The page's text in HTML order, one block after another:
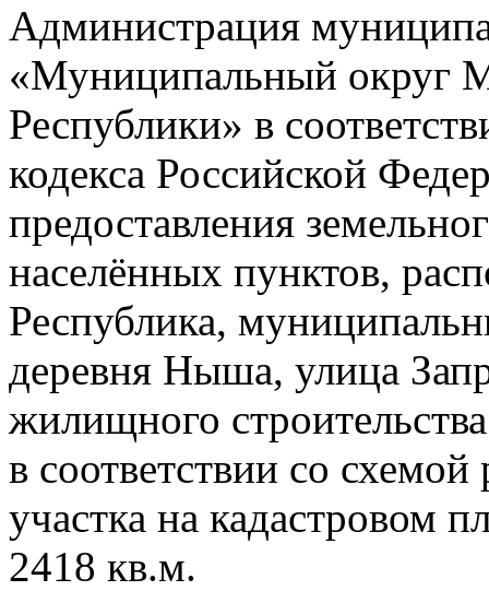
Администрация
«Муниципальный округ
Республики» в
кодекса Российской
предоставления
населённых пунктов,
Республика,
деревня Ныша, улица
жилищного
в соответствии со
участка на кадастровом
2418 кв.м.